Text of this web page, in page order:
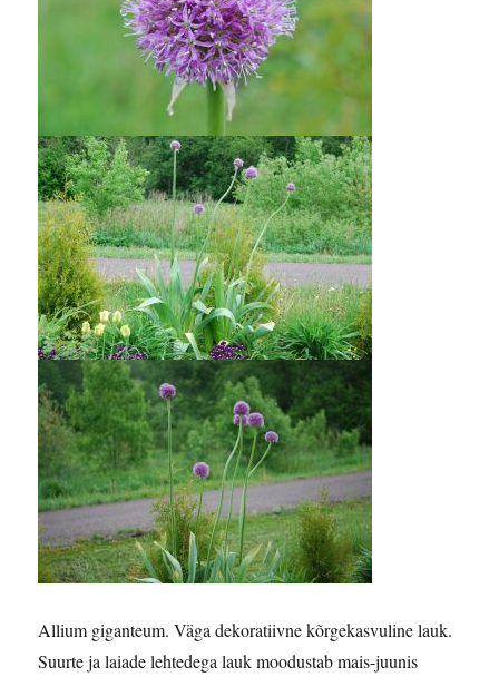
Allium giganteum. Väga dekoratiivne kõrgekasvuline lauk.
Suurte ja laiade lehtedega lauk moodustab mais-juunis